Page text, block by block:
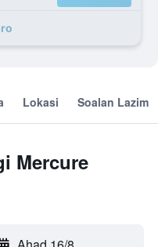
Lokasi Soalan Lazim
Mercure